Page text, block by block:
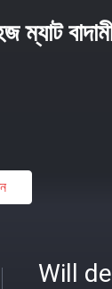
ম্যাট
Will